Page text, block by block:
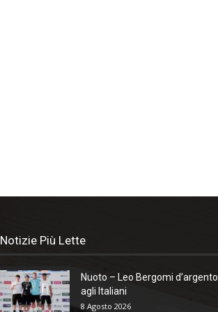
Notizie Più Lette
Nuoto – Leo Bergomi d’argento
agli Italiani
8 Agosto 2026